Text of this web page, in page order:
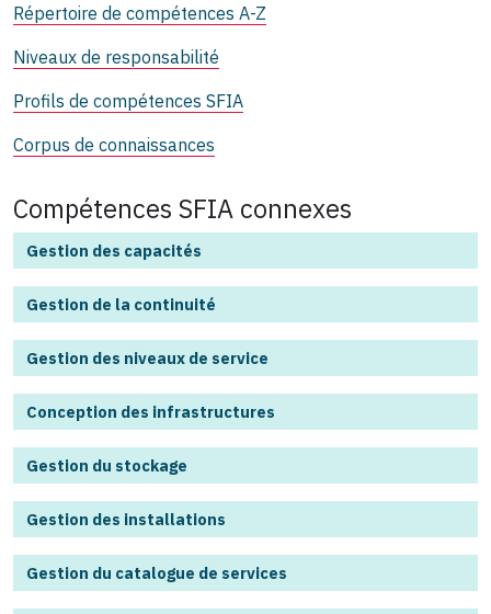
Répertoire de compétences A-Z
Niveaux de responsabilité
Profils de compétences SFIA
Corpus de connaissances
Compétences SFIA connexes
Gestion des capacités
Gestion de la continuité
Gestion des niveaux de service
Conception des infrastructures
Gestion du stockage
Gestion des installations
Gestion du catalogue de services